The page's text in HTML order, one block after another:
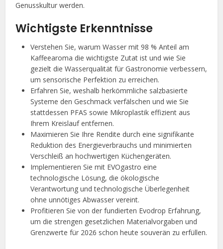
Genusskultur werden.
Wichtigste Erkenntnisse
Verstehen Sie, warum Wasser mit 98 % Anteil am
Kaffeearoma die wichtigste Zutat ist und wie Sie
gezielt die Wasserqualität für Gastronomie verbessern,
um sensorische Perfektion zu erreichen.
Erfahren Sie, weshalb herkömmliche salzbasierte
Systeme den Geschmack verfälschen und wie Sie
stattdessen PFAS sowie Mikroplastik effizient aus
Ihrem Kreislauf entfernen.
Maximieren Sie Ihre Rendite durch eine signifikante
Reduktion des Energieverbrauchs und minimierten
Verschleiß an hochwertigen Küchengeräten.
Implementieren Sie mit EVOgastro eine
technologische Lösung, die ökologische
Verantwortung und technologische Überlegenheit
ohne unnötiges Abwasser vereint.
Profitieren Sie von der fundierten Evodrop Erfahrung,
um die strengen gesetzlichen Materialvorgaben und
Grenzwerte für 2026 schon heute souverän zu erfüllen.